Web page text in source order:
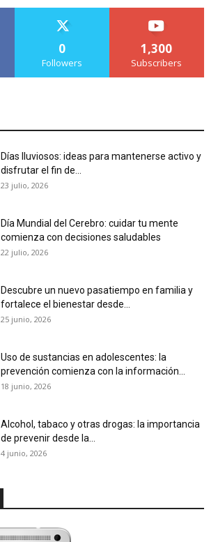
0
Followers
1,300
Subscribers
Días lluviosos: ideas para mantenerse activo y
disfrutar el fin de...
23 julio, 2026
Día Mundial del Cerebro: cuidar tu mente
comienza con decisiones saludables
22 julio, 2026
Descubre un nuevo pasatiempo en familia y
fortalece el bienestar desde...
25 junio, 2026
Uso de sustancias en adolescentes: la
prevención comienza con la información...
18 junio, 2026
Alcohol, tabaco y otras drogas: la importancia
de prevenir desde la...
4 junio, 2026